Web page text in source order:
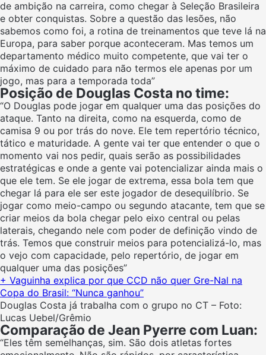
de ambição na carreira, como chegar à Seleção Brasileira
e obter conquistas. Sobre a questão das lesões, não
sabemos como foi, a rotina de treinamentos que teve lá na
Europa, para saber porque aconteceram. Mas temos um
departamento médico muito competente, que vai ter o
máximo de cuidado para não termos ele apenas por um
jogo, mas para a temporada toda”
Posição de Douglas Costa no time:
“O Douglas pode jogar em qualquer uma das posições do
ataque. Tanto na direita, como na esquerda, como de
camisa 9 ou por trás do nove. Ele tem repertório técnico,
tático e maturidade. A gente vai ter que entender o que o
momento vai nos pedir, quais serão as possibilidades
estratégicas e onde a gente vai potencializar ainda mais o
que ele tem. Se ele jogar de extrema, essa bola tem que
chegar lá para ele ser este jogador de desequilíbrio. Se
jogar como meio-campo ou segundo atacante, tem que se
criar meios da bola chegar pelo eixo central ou pelas
laterais, chegando nele com poder de definição vindo de
trás. Temos que construir meios para potencializá-lo, mas
o vejo com capacidade, pelo repertório, de jogar em
qualquer uma das posições”
+ Vaguinha explica por que CCD não quer Gre-Nal na
Copa do Brasil: “Nunca ganhou”
Douglas Costa já trabalha com o grupo no CT – Foto:
Lucas Uebel/Grêmio
Comparação de Jean Pyerre com Luan:
“Eles têm semelhanças, sim. São dois atletas fortes